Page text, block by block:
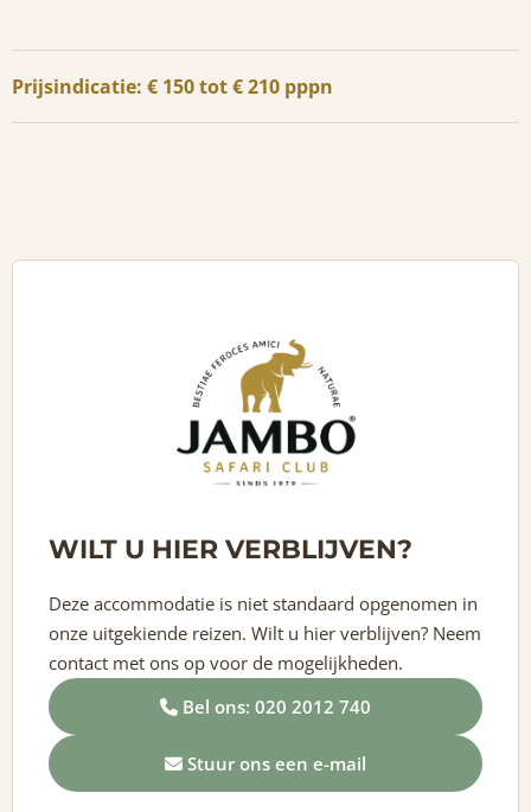
Prijsindicatie: € 150 tot € 210 pppn
WILT U HIER VERBLIJVEN?
Deze accommodatie is niet standaard opgenomen in
onze uitgekiende reizen. Wilt u hier verblijven? Neem
contact met ons op voor de mogelijkheden.
Bel ons: 020 2012 740
Stuur ons een e-mail